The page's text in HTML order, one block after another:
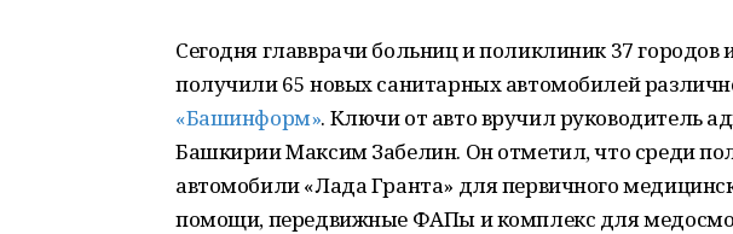
Сегодня главврачи больниц и поликлиник 37
получили 65 новых санитарных автомобилей
«Башинформ». Ключи от авто вручил руководитель
Башкирии Максим Забелин. Он отметил, что среди
автомобили «Лада Гранта» для первичного
помощи, передвижные ФАПы и комплекс для